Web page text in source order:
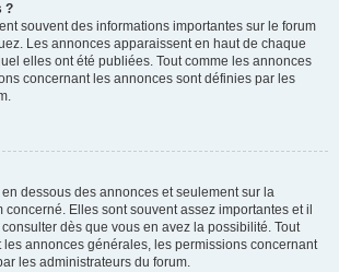
?
souvent des informations importantes sur le forum
Les annonces apparaissent en haut de chaque
elles ont été publiées. Tout comme les annonces
concernant les annonces sont définies par les
dessous des annonces et seulement sur la
Elles sont souvent assez importantes et il
dès que vous en avez la possibilité. Tout
annonces générales, les permissions concernant
les administrateurs du forum.